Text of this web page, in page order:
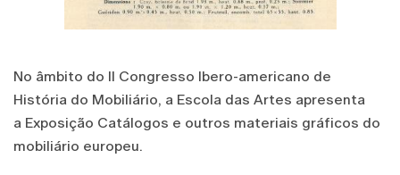
No âmbito do II Congresso Ibero-americano de
História do Mobiliário, a Escola das Artes apresenta
a Exposição Catálogos e outros materiais gráficos do
mobiliário europeu.